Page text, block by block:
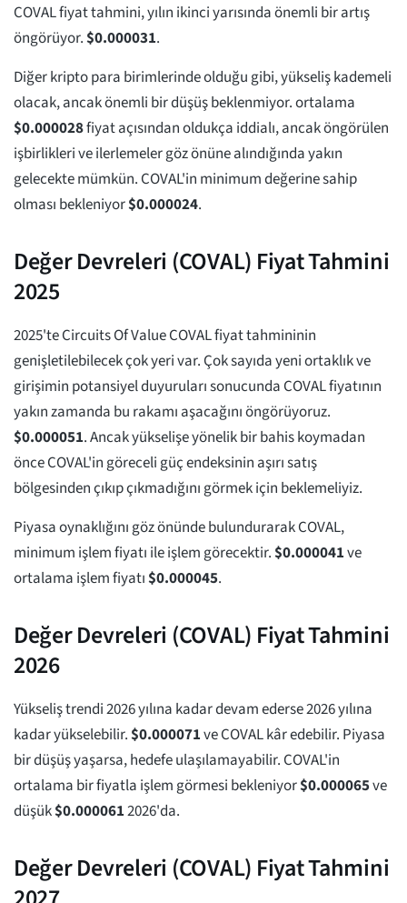
COVAL fiyat tahmini, yılın ikinci yarısında önemli bir artış
öngörüyor.$0.000031.
Diğer kripto para birimlerinde olduğu gibi, yükseliş kademeli
olacak, ancak önemli bir düşüş beklenmiyor. ortalama
$0.000028fiyat açısından oldukça iddialı, ancak öngörülen
işbirlikleri ve ilerlemeler göz önüne alındığında yakın
gelecekte mümkün. COVAL'in minimum değerine sahip
olması bekleniyor$0.000024.
Değer Devreleri (COVAL) Fiyat Tahmini
2025
2025'te Circuits Of Value COVAL fiyat tahmininin
genişletilebilecek çok yeri var. Çok sayıda yeni ortaklık ve
girişimin potansiyel duyuruları sonucunda COVAL fiyatının
yakın zamanda bu rakamı aşacağını öngörüyoruz.
$0.000051. Ancak yükselişe yönelik bir bahis koymadan
önce COVAL'in göreceli güç endeksinin aşırı satış
bölgesinden çıkıp çıkmadığını görmek için beklemeliyiz.
Piyasa oynaklığını göz önünde bulundurarak COVAL,
minimum işlem fiyatı ile işlem görecektir.$0.000041ve
ortalama işlem fiyatı$0.000045.
Değer Devreleri (COVAL) Fiyat Tahmini
2026
Yükseliş trendi 2026 yılına kadar devam ederse 2026 yılına
kadar yükselebilir.$0.000071ve COVAL kâr edebilir. Piyasa
bir düşüş yaşarsa, hedefe ulaşılamayabilir. COVAL'in
ortalama bir fiyatla işlem görmesi bekleniyor$0.000065ve
düşük$0.0000612026'da.
Değer Devreleri (COVAL) Fiyat Tahmini